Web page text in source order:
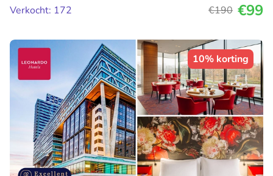
Verkocht: 172
€190 €99
10% korting